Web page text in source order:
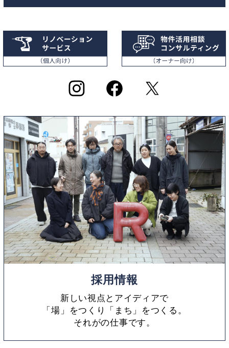
採用情報
新しい視点とアイディアで
「場」をつくり「まち」をつくる。
それがの仕事です。